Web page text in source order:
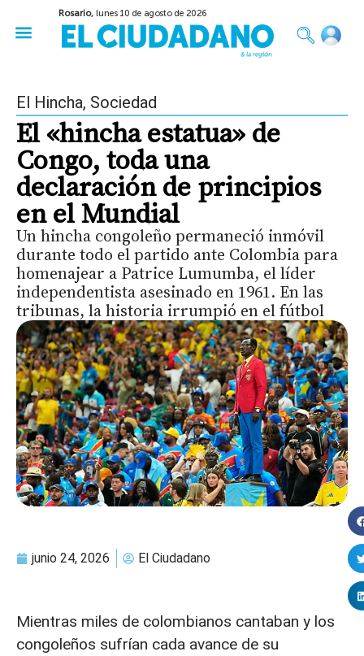
Rosario,lunes 10 de agosto de 2026
El Hincha, Sociedad
El «hincha estatua» de
Congo, toda una
declaración de principios
en el Mundial
Un hincha congoleño permaneció inmóvil
durante todo el partido ante Colombia para
homenajear a Patrice Lumumba, el líder
independentista asesinado en 1961. En las
tribunas, la historia irrumpió en el fútbol
junio 24, 2026 El Ciudadano
Mientras miles de colombianos cantaban y los
congoleños sufrían cada avance de su